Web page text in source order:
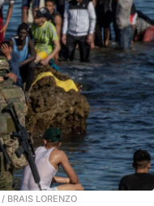
/ BRAIS LORENZO